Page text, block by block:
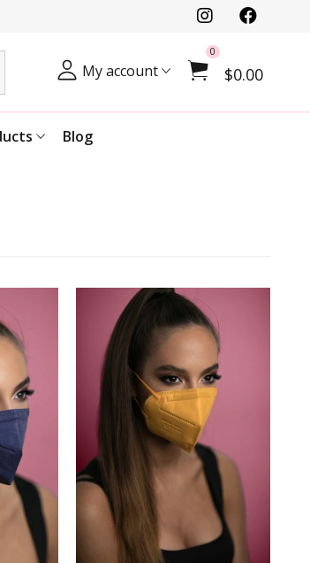
0
$0.00
My account
Blog